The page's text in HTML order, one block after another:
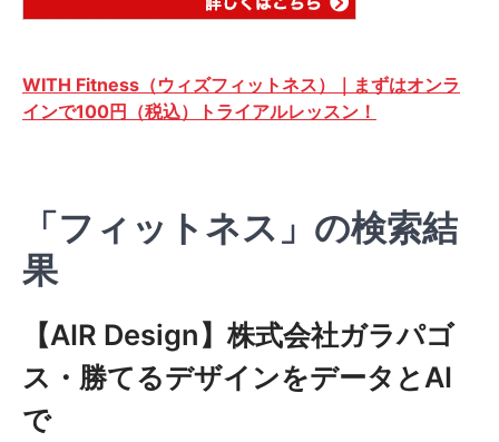
WITH Fitness（ウィズフィットネス）｜まずはオンラ
インで100円（税込）トライアルレッスン！
「フィットネス」の検索結
果
【AIR Design】株式会社ガラパゴ
ス・勝てるデザインをデータとAI
で